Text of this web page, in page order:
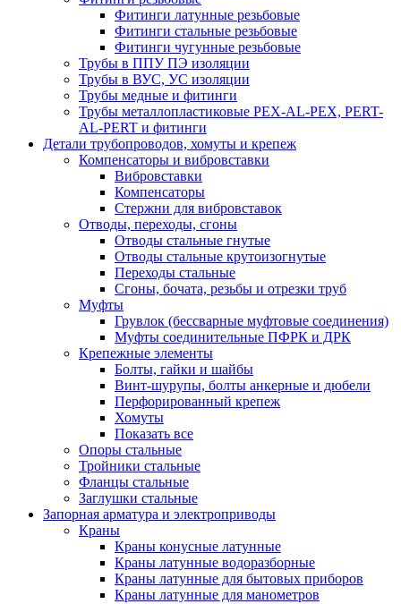
Фитинги латунные резьбовые
Фитинги стальные резьбовые
Фитинги чугунные резьбовые
Трубы в ППУ ПЭ изоляции
Трубы в ВУС, УС изоляции
Трубы медные и фитинги
Трубы металлопластиковые PEX-AL-PEX, PERT-
AL-PERT и фитинги
Детали трубопроводов, хомуты и крепеж
Компенсаторы и вибровставки
Вибровставки
Компенсаторы
Стержни для вибровставок
Отводы, переходы, сгоны
Отводы стальные гнутые
Отводы стальные крутоизогнутые
Переходы стальные
Сгоны, бочата, резьбы и отрезки труб
Муфты
Грувлок (бессварные муфтовые соединения)
Муфты соединительные ПФРК и ДРК
Крепежные элементы
Болты, гайки и шайбы
Винт-шурупы, болты анкерные и дюбели
Перфорированный крепеж
Хомуты
Показать все
Опоры стальные
Тройники стальные
Фланцы стальные
Заглушки стальные
Запорная арматура и электроприводы
Краны
Краны конусные латунные
Краны латунные водоразборные
Краны латунные для бытовых приборов
Краны латунные для манометров